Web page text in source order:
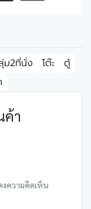
ม2ที่นั่ง โต๊ะ
ตู้
ค้า
ความคิดเห็น